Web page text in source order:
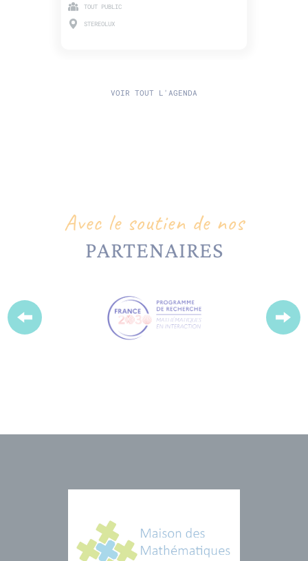
TOUT PUBLIC
STEREOLUX
VOIR TOUT L'AGENDA
Avec le soutien de nos
PARTENAIRES